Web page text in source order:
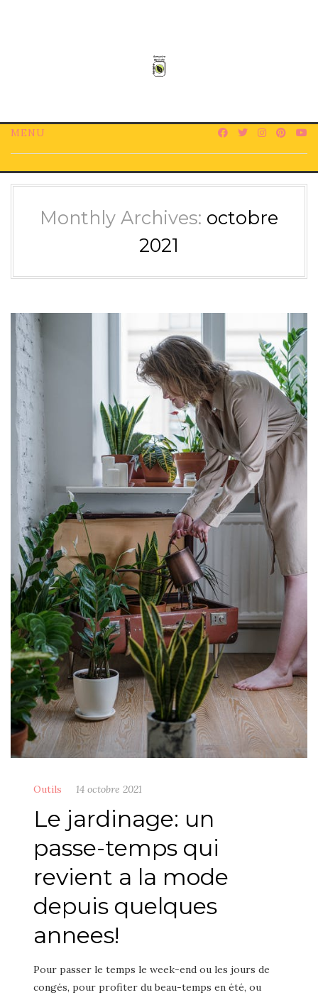
MENU
Monthly Archives: octobre
2021
Outils 14 octobre 2021
Le jardinage: un
passe-temps qui
revient a la mode
depuis quelques
annees!
Pour passer le temps le week-end ou les jours de
congés, pour profiter du beau-temps en été, ou